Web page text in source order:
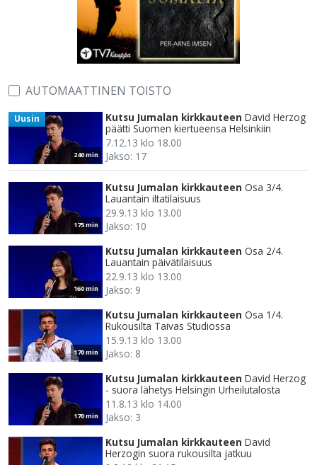
AUTOMAATTINEN TOISTO
240 min
Uusin Kutsu Jumalan kirkkauteen David Herzog
päätti Suomen kiertueensa Helsinkiin
7.12.13 klo 18.00
Jakso: 17
175 min
Kutsu Jumalan kirkkauteen Osa 3/4.
Lauantain iltatilaisuus
29.9.13 klo 13.00
Jakso: 10
160 min
Kutsu Jumalan kirkkauteen Osa 2/4.
Lauantain päivätilaisuus
22.9.13 klo 13.00
Jakso: 9
170 min
Kutsu Jumalan kirkkauteen Osa 1/4.
Rukousilta Taivas Studiossa
15.9.13 klo 13.00
Jakso: 8
170 min
Kutsu Jumalan kirkkauteen David Herzog
- suora lähetys Helsingin Urheilutalosta
11.8.13 klo 14.00
Jakso: 3
Kutsu Jumalan kirkkauteen David
Herzogin suora rukousilta jatkuu